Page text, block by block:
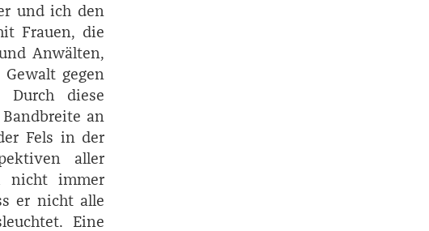
und ich den
Frauen, die
Anwälten,
gegen
Durch diese
an
Fels in der
aller
nicht immer
er nicht alle
Eine